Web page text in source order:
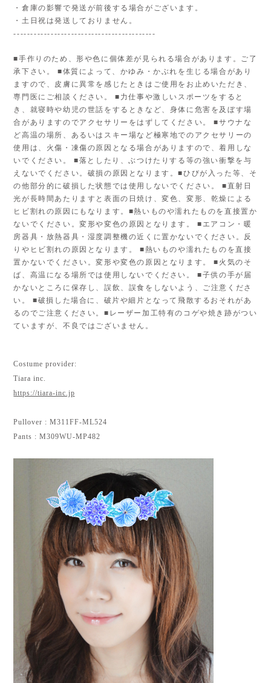
・倉庫の影響で発送が前後する場合がございます。
・土日祝は発送しておりません。
------------------------------------------
■手作りのため、形や色に個体差が見られる場合があります。ご了
承下さい。 ■体質によって、かゆみ・かぶれを生じる場合があり
ますので、皮膚に異常を感じたときはご使用をお止めいただき、
専門医にご相談ください。 ■力仕事や激しいスポーツをすると
き、就寝時や幼児の世話をするときなど、身体に危害を及ぼす場
合がありますのでアクセサリーをはずしてください。 ■サウナな
ど高温の場所、あるいはスキー場など極寒地でのアクセサリーの
使用は、火傷・凍傷の原因となる場合がありますので、着用しな
いでください。 ■落としたり、ぶつけたりする等の強い衝撃を与
えないでください。破損の原因となります。■ひびが入った等、そ
の他部分的に破損した状態では使用しないでください。 ■直射日
光が長時間あたりますと表面の日焼け、変色、変形、乾燥による
ヒビ割れの原因にもなります。■熱いものや濡れたものを直接置か
ないでください。変形や変色の原因となります。 ■エアコン・暖
房器具・放熱器具・湿度調整機の近くに置かないでください。反
りやヒビ割れの原因となります。 ■熱いものや濡れたものを直接
置かないでください。変形や変色の原因となります。 ■火気のそ
ば、高温になる場所では使用しないでください。 ■子供の手が届
かないところに保存し、誤飲、誤食をしないよう、ご注意くださ
い。 ■破損した場合に、破片や細片となって飛散するおそれがあ
るのでご注意ください。■レーザー加工特有のコゲや焼き跡がつい
ていますが、不良ではございません。
Costume provider:
Tiara inc.
https://tiara-inc.jp
Pullover : M311FF-ML524
Pants : M309WU-MP482